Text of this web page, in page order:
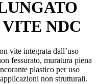
VITE NDC
vite integrata dall’uso
fessurato, muratura piena
plastico per uso
non strutturali.